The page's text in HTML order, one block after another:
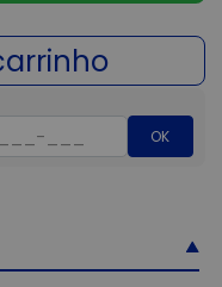
OK